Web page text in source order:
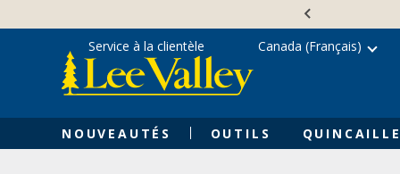
content
NOUVEAUTÉS OUTILS
Service à la clientèle Canada (Français)